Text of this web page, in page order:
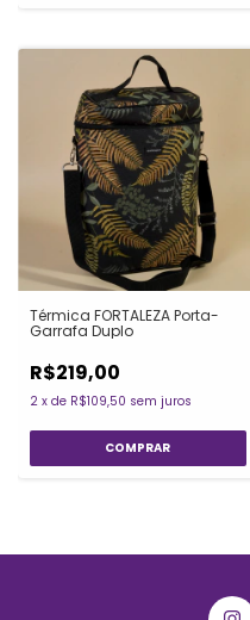
Térmica FORTALEZA Porta-
Garrafa Duplo
R$219,00
2 x de R$109,50 sem juros